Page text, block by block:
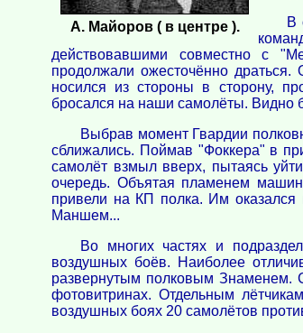
А. Майоров ( в центре ).
В
действовавшими совместно с
продолжали ожесточённо
носился из стороны в сторону,
бросался на наши самолёты. Видно
Выбрав момент Гвардии
сближались. Поймав "Фоккера" в
самолёт взмыл вверх, пытаясь
очередь. Объятая пламенем
привели на КП полка. Им
Маншем...
Во многих частях и
воздушных боёв. Наиболее
развернутым полковым Знаменем.
фотовитринах. Отдельным
воздушных боях 20 самолётов